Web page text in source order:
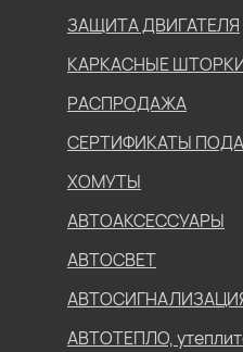
ЗАЩИТА ДВИГАТЕЛЯ
КАРКАСНЫЕ
РАСПРОДАЖА
СЕРТИФИКАТЫ
ХОМУТЫ
АВТОАКСЕССУАРЫ
АВТОСВЕТ
АВТОТЕПЛО,